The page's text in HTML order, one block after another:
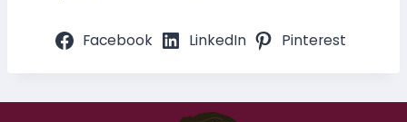
Facebook LinkedIn Pinterest